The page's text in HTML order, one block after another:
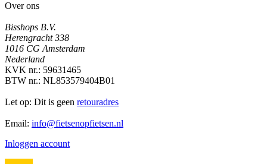
Over ons
Bisshops B.V.
Herengracht 338
1016 CG Amsterdam
Nederland
KVK nr.: 59631465
BTW nr.: NL853579404B01
Let op: Dit is geen retouradres
Email: info@fietsenopfietsen.nl
Inloggen account